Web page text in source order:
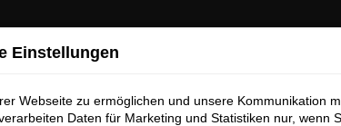
Einstellungen
Webseite zu ermöglichen und unsere Kommunikation
Daten für Marketing und Statistiken nur, wenn